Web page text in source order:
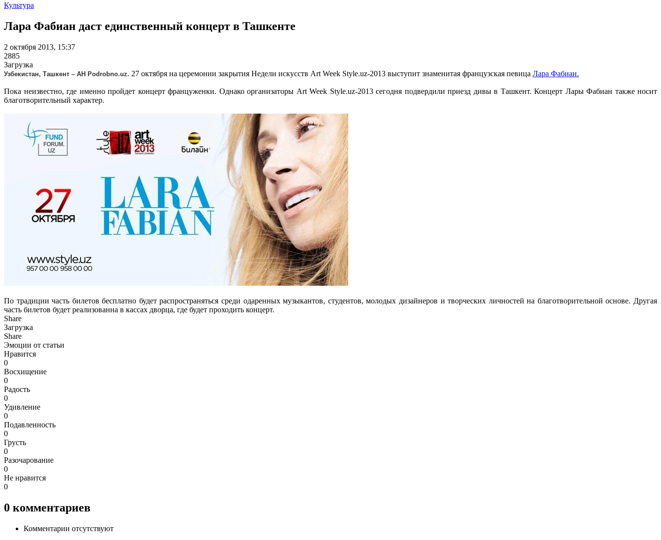
Культура
Лара Фабиан даст единственный концерт в Ташкенте
2 октября 2013, 15:37
2885
Загрузка
Узбекистан, Ташкент – АН Podrobno.uz. 27 октября на церемонии закрытия Недели искусств Art Week Style.uz-2013 выступит знаменитая французская певица Лара Фабиан.
Пока неизвестно, где именно пройдет концерт француженки. Однако организаторы Art Week Style.uz-2013 сегодня подвердили приезд дивы в Ташкент. Концерт Лары Фабиан также носит
благотворительный характер.
По традиции часть билетов бесплатно будет распространяться среди одаренных музыкантов, студентов, молодых дизайнеров и творческих личностей на благотворительной основе. Другая
часть билетов будет реализованна в кассах дворца, где будет проходить концерт.
Share
Загрузка
Share
Эмоции от статьи
Нравится
0
Восхищение
0
Радость
0
Удивление
0
Подавленность
0
Грусть
0
Разочарование
0
Не нравится
0
0 комментариев
Комментарии отсутствуют